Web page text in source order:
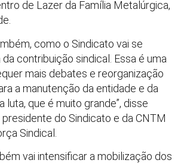
de Lazer da Família Metalúrgica,
como o Sindicato vai se
contribuição sindical. Essa é uma
mais debates e reorganização
a manutenção da entidade e da
luta, que é muito grande”, disse
presidente do Sindicato e da CNTM
Sindical.
vai intensificar a mobilização dos